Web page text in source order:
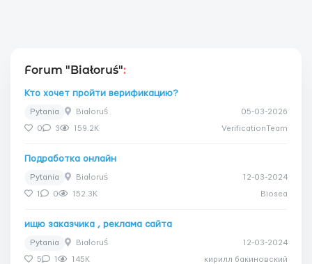
Forum "Białoruś":
Кто хочет пройти верификацию?
Pytania Białoruś 05-03-2026
0 3 159.2K VerificationTeam
Подработка онлайн
Pytania Białoruś 12-03-2024
1 0 152.3K Biosea
ищю заказчика , реклама сайта
Pytania Białoruś 12-03-2024
5 1 145K кирилл бакиновский